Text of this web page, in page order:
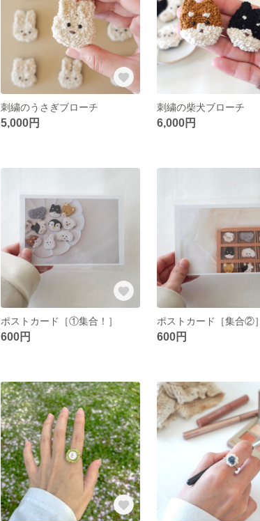
刺繍のうさぎブローチ
5,000円
刺繍の柴犬ブローチ
6,000円
ポストカード［①集合！］
600円
ポストカード［集合②］
600円